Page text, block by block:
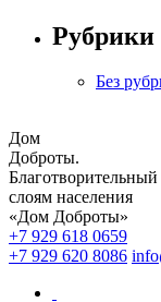
Рубрики
Без
Дом
Доброты.
слоям населения
«Дом Доброты»
+7 929 618 0659
+7 929 620 8086